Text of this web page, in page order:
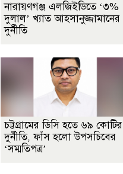
নারায়ণগঞ্জ এলজিইডিতে ‘৩%
দুলাল’ খ্যাত আহসানুজ্জামানের
দুর্নীতি
চট্টগ্রামের ডিসি হতে ৬৯ কোটির
দুর্নীতি, ফাঁস হলো উপসচিবের
‘সম্মতিপত্র’